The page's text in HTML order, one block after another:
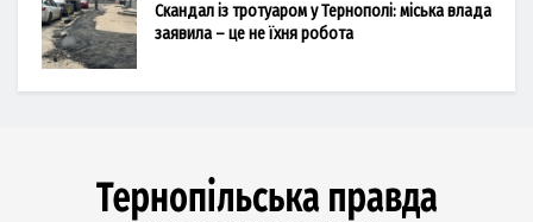
Скандал із тротуаром у Тернополі: міська влада
заявила – це не їхня робота